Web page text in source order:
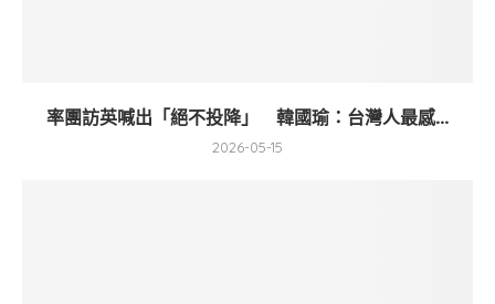
率團訪英喊出「絕不投降」 韓國瑜：台灣人最感...
2026-05-15